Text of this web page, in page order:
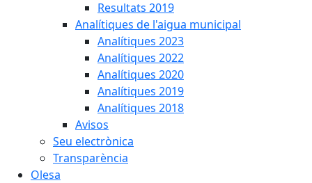
Resultats 2019
Analítiques de l'aigua municipal
Analítiques 2023
Analítiques 2022
Analítiques 2020
Analítiques 2019
Analítiques 2018
Avisos
Seu electrònica
Transparència
Olesa